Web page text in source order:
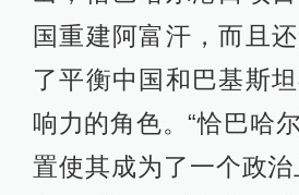
国重建阿富汗，而且
了平衡中国和巴基斯
响力的角色。“恰巴哈
置使其成为了一个政治